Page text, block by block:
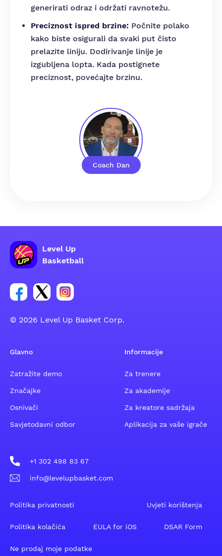
Coach Dan
generirati odraz i održati ravnotežu.
Preciznost ispred brzine: Počnite polako
kako biste osigurali da svaki put čisto
prelazite liniju. Dodirivanje linije je
izgubljena lopta. Kada postignete
preciznost, povećajte brzinu.
Level Up
Basketball
Poveznica za Facebook grupu
Poveznica za Twitter grupu
Poveznica za Instagram grupu
© 2026 Level Up Basket Corp.
Glavno
Zatražite demo
Značajke
Osnivači
Savjetodavni odbor
Informacije
Za trenere
Za akademije
Za kreatore sadržaja
Aplikacija za vaše igrače
+1 302 498 83 67
info@levelupbasket.com
Politika privatnosti Uvjeti korištenja
Politika kolačića EULA for iOS DSAR Form
Ne prodaj moje podatke